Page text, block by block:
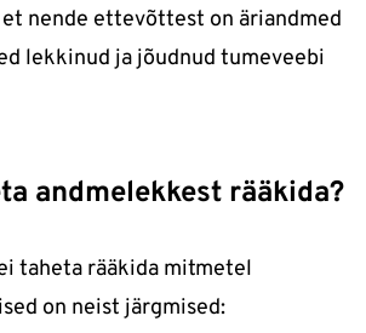
nende ettevõttest on äriandmed
lekkinud ja jõudnud tumeveebi
andmelekkest rääkida?
taheta rääkida mitmetel
on neist järgmised: